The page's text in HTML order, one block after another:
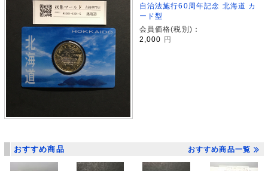
自治法施行60周年記念 北海道 カ
ード型
会員価格(税別)：
2,000 円
おすすめ商品 おすすめ商品一覧